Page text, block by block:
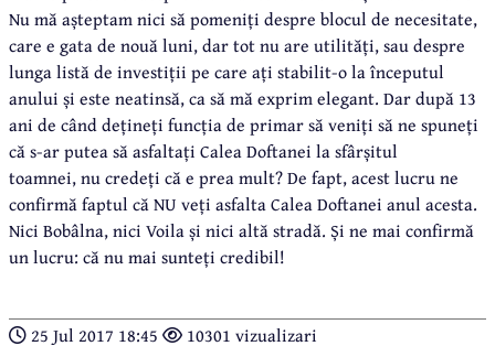
Nu mă așteptam nici să pomeniți despre blocul de necesitate,
care e gata de nouă luni, dar tot nu are utilități, sau despre
lunga listă de investiții pe care ați stabilit-o la începutul
anului și este neatinsă, ca să mă exprim elegant. Dar după 13
ani de când dețineți funcția de primar să veniți să ne spuneți
că s-ar putea să asfaltați Calea Doftanei la sfârșitul
toamnei, nu credeți că e prea mult? De fapt, acest lucru ne
confirmă faptul că NU veți asfalta Calea Doftanei anul acesta.
Nici Bobâlna, nici Voila și nici altă stradă. Și ne mai confirmă
un lucru: că nu mai sunteți credibil!
25 Jul 2017 18:45 10301 vizualizari